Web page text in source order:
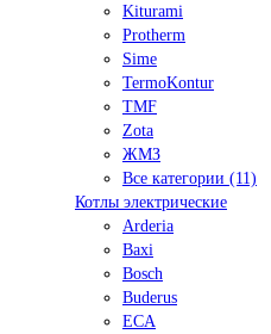
Kiturami
Protherm
Sime
TermoKontur
TMF
Zota
ЖМЗ
Все категории (11)
Котлы электрические
Arderia
Baxi
Bosch
Buderus
ECA